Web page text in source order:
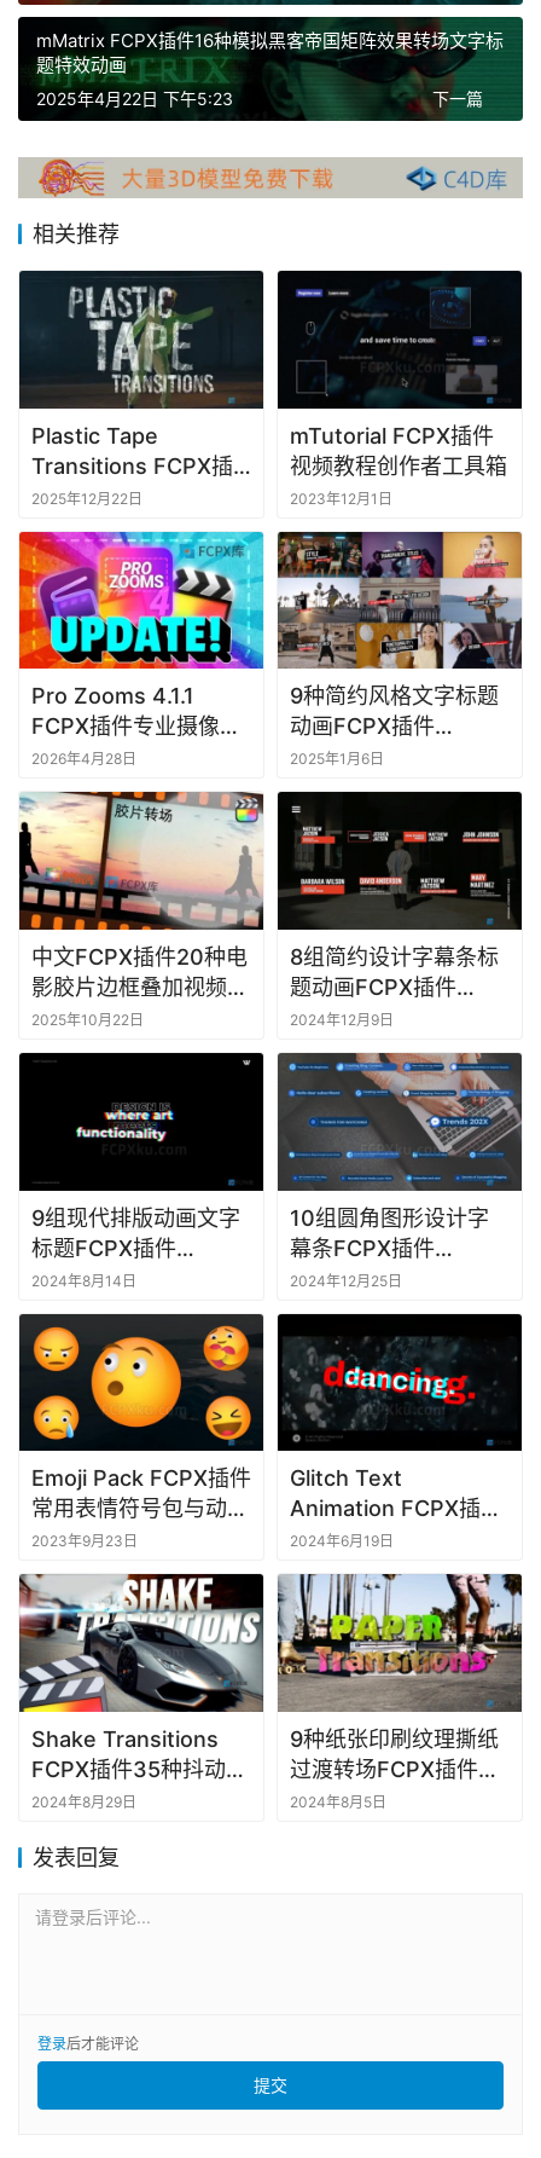
X
插
件
P
X
C
P
软
件
M
c
软
件
mMatrix FCPX插件16种模拟黑客帝国矩阵效果转场文字标
题特效动画
下一篇
2025年4月22日 下午5:23
相关推荐
Plastic Tape
Transitions FCPX插
件塑料胶带纹理撕裂视
频转场特效
2025年12月22日
mTutorial FCPX插件
视频教程创作者工具箱
2023年12月1日
Pro Zooms 4.1.1
FCPX插件专业摄像机
运动与缩放变焦控制工
具
2026年4月28日
9种简约风格文字标题
动画FCPX插件
Minimal Titles
2025年1月6日
中文FCPX插件20种电
影胶片边框叠加视频转
场
2025年10月22日
8组简约设计字幕条标
题动画FCPX插件
Minimal Lower
Thirds 2.0
2024年12月9日
9组现代排版动画文字
标题FCPX插件
Modern Typography
2024年8月14日
10组圆角图形设计字
幕条FCPX插件
Rounded Lower
Thirds
2024年12月25日
Emoji Pack FCPX插件
常用表情符号包与动画
效果
2023年9月23日
Glitch Text
Animation FCPX插件
9组故障特效文本标题
动画
2024年6月19日
Shake Transitions
FCPX插件35种抖动摇
晃效果视频转场过渡预
2024年8月29日
9种纸张印刷纹理撕纸
过渡转场FCPX插件
Paper Transitions
2024年8月5日
发表回复
请登录后评论...
登录后才能评论
提交